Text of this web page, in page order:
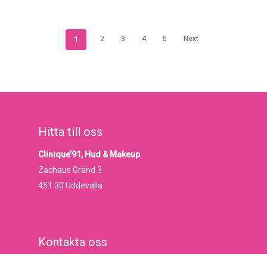
1 2 3 4 5 Next
Hitta till oss
Clinique’91, Hud & Makeup
Zachaus Gränd 3
451 30 Uddevalla
Kontakta oss